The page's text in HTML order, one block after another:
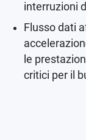
interruzioni
Flusso dati
le
critici per il